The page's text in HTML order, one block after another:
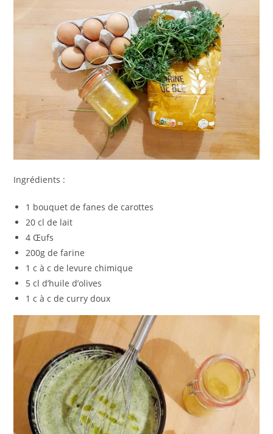
Ingrédients :
1 bouquet de fanes de carottes
20 cl de lait
4 Œufs
200g de farine
1 c à c de levure chimique
5 cl d’huile d’olives
1 c à c de curry doux